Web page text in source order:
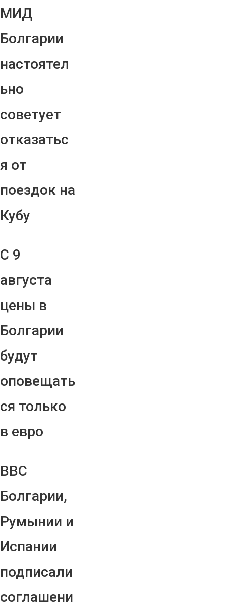
МИД
Болгарии
настоятел
ьно
советует
отказатьс
я от
поездок на
Кубу
С 9
августа
цены в
Болгарии
будут
оповещать
ся только
в евро
ВВС
Болгарии,
Румынии и
Испании
подписали
соглашени